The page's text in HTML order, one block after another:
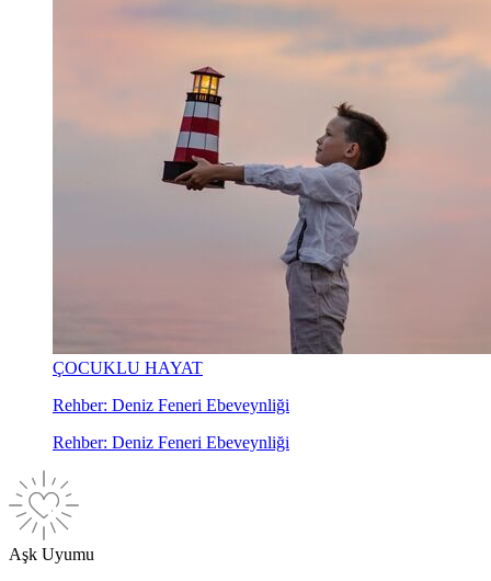
ÇOCUKLU HAYAT
Rehber: Deniz Feneri Ebeveynliği
Rehber: Deniz Feneri Ebeveynliği
Aşk Uyumu